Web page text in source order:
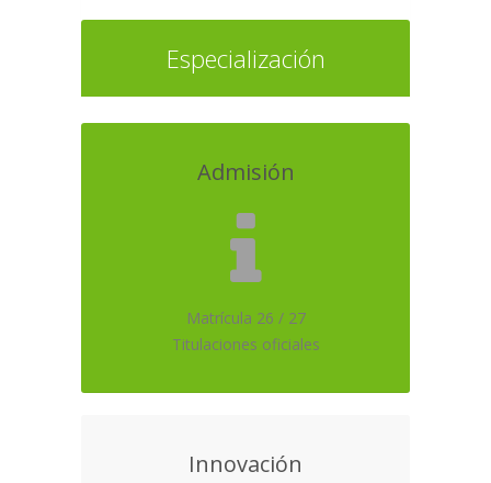
Especialización
Admisión
Matrícula 26 / 27
Titulaciones oficiales
Innovación